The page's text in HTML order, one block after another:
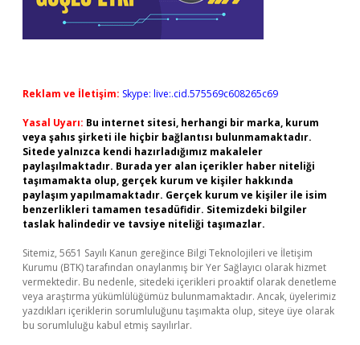
Reklam ve İletişim: Skype: live:.cid.575569c608265c69
Yasal Uyarı: Bu internet sitesi, herhangi bir marka, kurum
veya şahıs şirketi ile hiçbir bağlantısı bulunmamaktadır.
Sitede yalnızca kendi hazırladığımız makaleler
paylaşılmaktadır. Burada yer alan içerikler haber niteliği
taşımamakta olup, gerçek kurum ve kişiler hakkında
paylaşım yapılmamaktadır. Gerçek kurum ve kişiler ile isim
benzerlikleri tamamen tesadüfidir. Sitemizdeki bilgiler
taslak halindedir ve tavsiye niteliği taşımazlar.
Sitemiz, 5651 Sayılı Kanun gereğince Bilgi Teknolojileri ve İletişim
Kurumu (BTK) tarafından onaylanmış bir Yer Sağlayıcı olarak hizmet
vermektedir. Bu nedenle, sitedeki içerikleri proaktif olarak denetleme
veya araştırma yükümlülüğümüz bulunmamaktadır. Ancak, üyelerimiz
yazdıkları içeriklerin sorumluluğunu taşımakta olup, siteye üye olarak
bu sorumluluğu kabul etmiş sayılırlar.